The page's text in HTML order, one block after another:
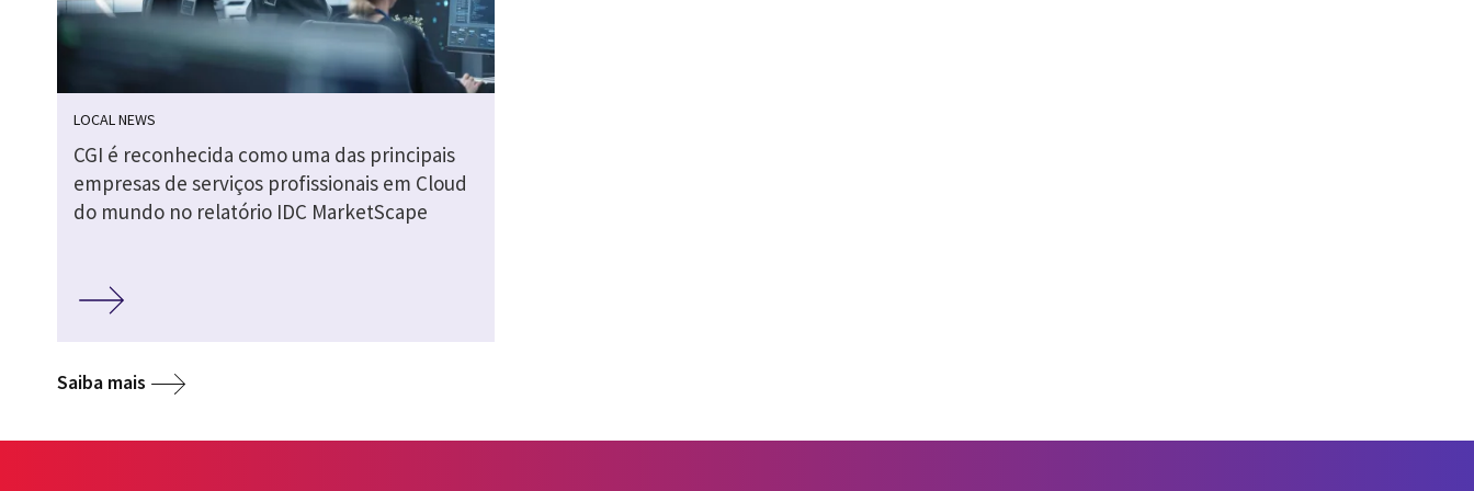
LOCAL NEWS
CGI é reconhecida como uma das principais
empresas de serviços profissionais em Cloud
do mundo no relatório IDC MarketScape
Saiba mais